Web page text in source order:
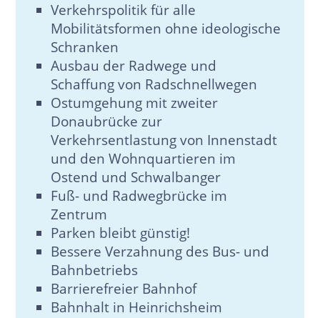
Verkehrspolitik für alle
Mobilitätsformen ohne ideologische
Schranken
Ausbau der Radwege und
Schaffung von Radschnellwegen
Ostumgehung mit zweiter
Donaubrücke zur
Verkehrsentlastung von Innenstadt
und den Wohnquartieren im
Ostend und Schwalbanger
Fuß- und Radwegbrücke im
Zentrum
Parken bleibt günstig!
Bessere Verzahnung des Bus- und
Bahnbetriebs
Barrierefreier Bahnhof
Bahnhalt in Heinrichsheim